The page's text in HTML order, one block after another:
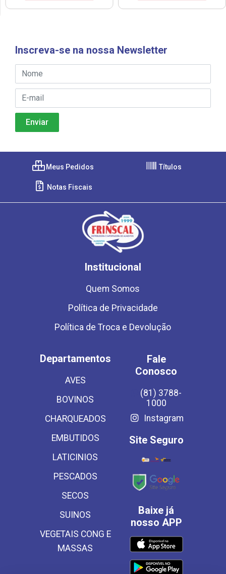
Inscreva-se na nossa Newsletter
Meus Pedidos Títulos
Notas Fiscais
Institucional
Quem Somos
Política de Privacidade
Política de Troca e Devolução
Departamentos
AVES
BOVINOS
CHARQUEADOS
EMBUTIDOS
LATICINIOS
PESCADOS
SECOS
SUINOS
VEGETAIS CONG E
MASSAS
Fale
Conosco
(81) 3788-
1000
Instagram
Site Seguro
Baixe já
nosso APP